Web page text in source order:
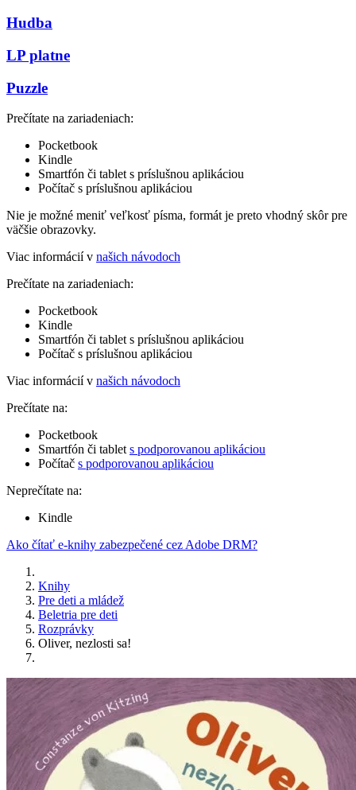
Hudba
LP platne
Puzzle
Prečítate na zariadeniach:
Pocketbook
Kindle
Smartfón či tablet s príslušnou aplikáciou
Počítač s príslušnou aplikáciou
Nie je možné meniť veľkosť písma, formát je preto vhodný skôr pre
väčšie obrazovky.
Viac informácií v našich návodoch
Prečítate na zariadeniach:
Pocketbook
Kindle
Smartfón či tablet s príslušnou aplikáciou
Počítač s príslušnou aplikáciou
Viac informácií v našich návodoch
Prečítate na:
Pocketbook
Smartfón či tablet s podporovanou aplikáciou
Počítač s podporovanou aplikáciou
Neprečítate na:
Kindle
Ako čítať e-knihy zabezpečené cez Adobe DRM?
Knihy
Pre deti a mládež
Beletria pre deti
Rozprávky
Oliver, nezlosti sa!